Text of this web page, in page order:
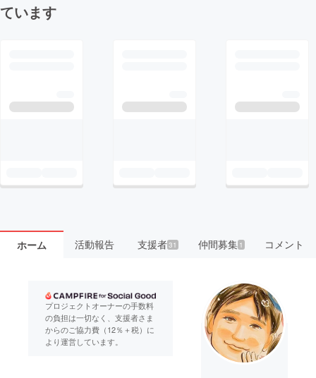
ています
ホーム 活動報告 支援者31 仲間募集 1 コメント
プロジェクトオーナーの手数料
の負担は一切なく、支援者さま
からのご協力費（12％＋税）に
より運営しています。